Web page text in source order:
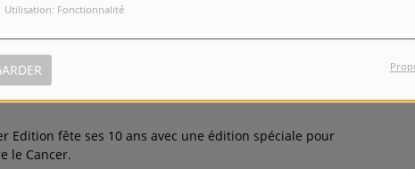
Utilisation: Fonctionnalité
Edition fête ses 10 ans avec une édition spéciale pour
le Cancer.